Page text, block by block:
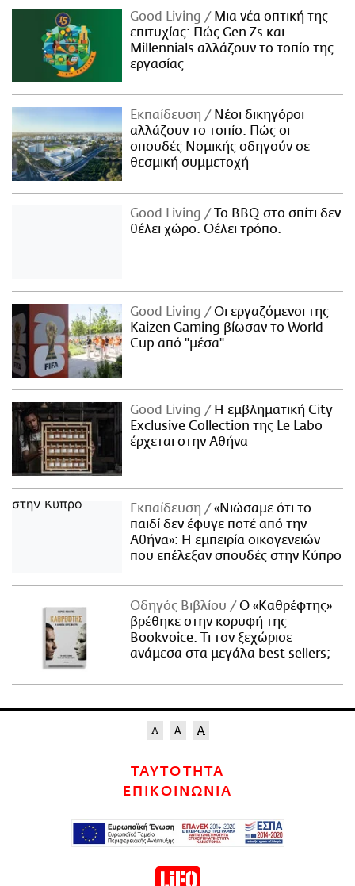
Good Living
Μια νέα οπτική της
επιτυχίας: Πώς Gen Zs και
Millennials αλλάζουν το τοπίο της
εργασίας
Εκπαίδευση
Νέοι δικηγόροι
αλλάζουν το τοπίο: Πώς οι
σπουδές Νομικής οδηγούν σε
θεσμική συμμετοχή
Good Living
Το BBQ στο σπίτι δεν
θέλει χώρο. Θέλει τρόπο.
Good Living
Οι εργαζόμενοι της
Kaizen Gaming βίωσαν το World
Cup από "μέσα"
Good Living
Η εμβληματική City
Exclusive Collection της Le Labo
έρχεται στην Αθήνα
Εκπαίδευση
«Νιώσαμε ότι το
παιδί δεν έφυγε ποτέ από την
Αθήνα»: Η εμπειρία οικογενειών
που επέλεξαν σπουδές στην Κύπρο
Οδηγός Βιβλίου
Ο «Καθρέφτης»
βρέθηκε στην κορυφή της
Bookvoice. Τι τον ξεχώρισε
ανάμεσα στα μεγάλα best sellers;
ΤΑΥΤΟΤΗΤΑ
ΕΠΙΚΟΙΝΩΝΙΑ